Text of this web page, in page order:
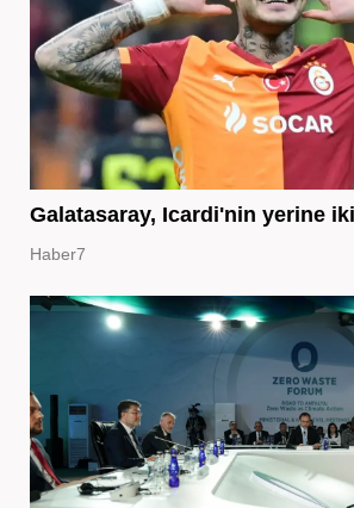
Galatasaray, Icardi'nin yerine
Haber7